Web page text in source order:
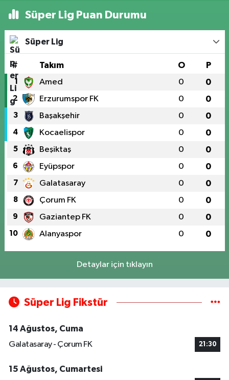
Süper Lig Puan Durumu
Süper Lig
# Takım O P
1 Amed 0 0
2 Erzurumspor FK 0 0
3 Başakşehir 0 0
4 Kocaelispor 0 0
5 Beşiktaş 0 0
6 Eyüpspor 0 0
7 Galatasaray 0 0
8 Çorum FK 0 0
9 Gaziantep FK 0 0
10 Alanyaspor 0 0
Detaylar için tıklayın
Süper Lig Fikstür
14 Ağustos, Cuma
Galatasaray - Çorum FK
21:30
15 Ağustos, Cumartesi